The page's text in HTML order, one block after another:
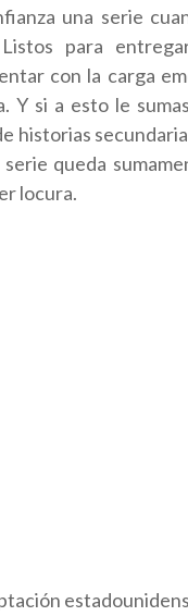
una serie
para
con la carga
Y si a esto le
historias
queda
locura.